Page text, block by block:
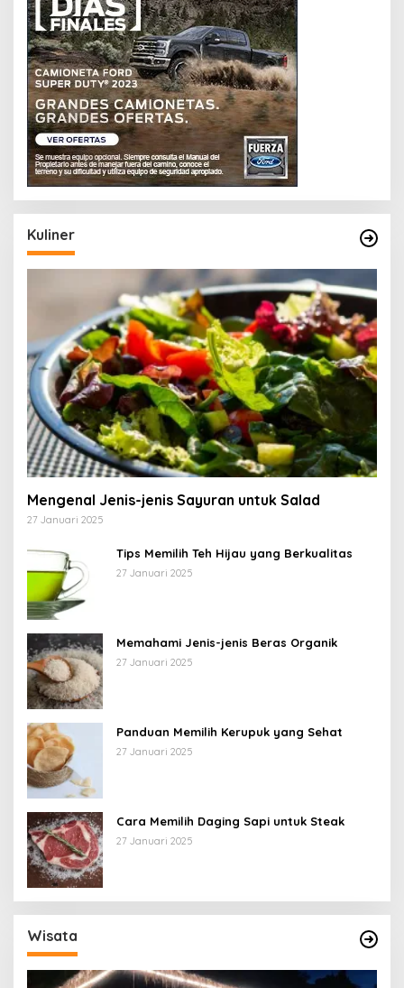
Kuliner
Mengenal Jenis-jenis Sayuran untuk Salad
27 Januari 2025
Tips Memilih Teh Hijau yang Berkualitas
27 Januari 2025
Memahami Jenis-jenis Beras Organik
27 Januari 2025
Panduan Memilih Kerupuk yang Sehat
27 Januari 2025
Cara Memilih Daging Sapi untuk Steak
27 Januari 2025
Wisata